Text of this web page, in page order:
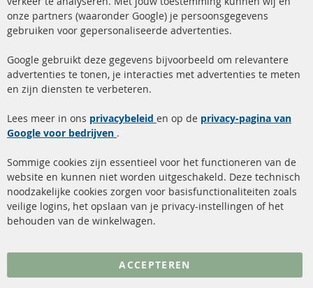
ma-do: 09-17 u, vr Fr 09-16 u
info@contra-automotive.de
facebook
instagram
Snelle links
Roetfilter reiniging
Katalysator (KAT)
sensoren
FAQ
Kundenservice
Verzendingskosten
Contact
Annuleer contract
Gegevensbescherming
onze partners (waaronder Google) je persoonsgegevens
gebruiken voor gepersonaliseerde advertenties.
Google gebruikt deze gegevens bijvoorbeeld om relevantere
advertenties te tonen, je interacties met advertenties te meten
en zijn diensten te verbeteren.
Lees meer in ons privacybeleid en op de privacy-pagina van
Google voor bedrijven .
Sommige cookies zijn essentieel voor het functioneren van de
website en kunnen niet worden uitgeschakeld. Deze technisch
noodzakelijke cookies zorgen voor basisfunctionaliteiten zoals
veilige logins, het opslaan van je privacy-instellingen of het
behouden van de winkelwagen.
ACCEPTEREN